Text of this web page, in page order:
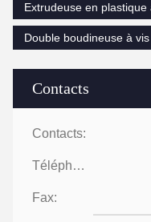
Contacts
Contacts:
Téléphone:
Fax:
Extrudeuse en plastique
Double boudineuse à vis